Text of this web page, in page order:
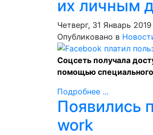
их личным
Четверг, 31 Январь 2019
Опубликовано в
Соцсеть получала
помощью
Подробнее ...
Появились
work